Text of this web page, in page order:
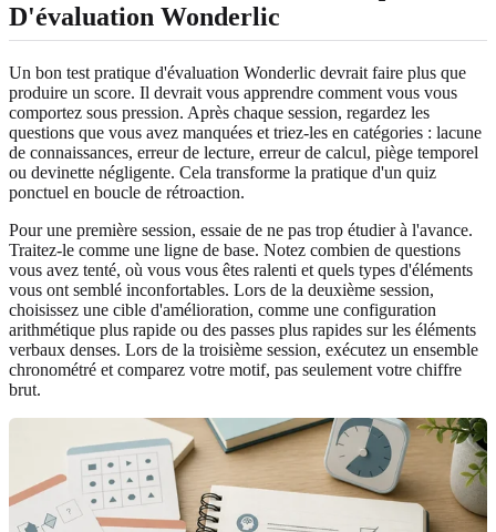
D'évaluation Wonderlic
Un bon test pratique d'évaluation Wonderlic devrait faire plus que
produire un score. Il devrait vous apprendre comment vous vous
comportez sous pression. Après chaque session, regardez les
questions que vous avez manquées et triez-les en catégories : lacune
de connaissances, erreur de lecture, erreur de calcul, piège temporel
ou devinette négligente. Cela transforme la pratique d'un quiz
ponctuel en boucle de rétroaction.
Pour une première session, essaie de ne pas trop étudier à l'avance.
Traitez-le comme une ligne de base. Notez combien de questions
vous avez tenté, où vous vous êtes ralenti et quels types d'éléments
vous ont semblé inconfortables. Lors de la deuxième session,
choisissez une cible d'amélioration, comme une configuration
arithmétique plus rapide ou des passes plus rapides sur les éléments
verbaux denses. Lors de la troisième session, exécutez un ensemble
chronométré et comparez votre motif, pas seulement votre chiffre
brut.